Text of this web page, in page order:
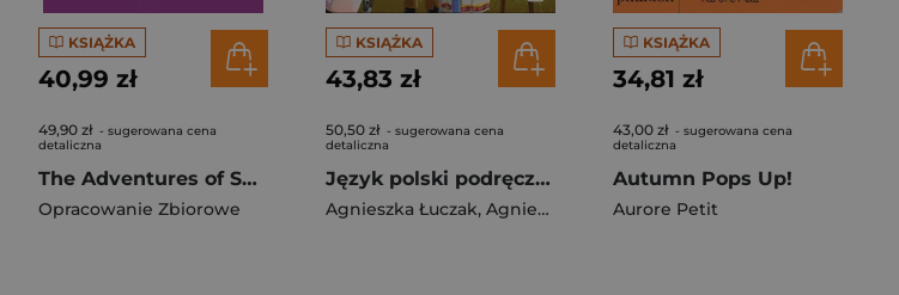
KSIĄŻKA
40,99 zł
49,90 zł - sugerowana cena
detaliczna
The Adventures of Sherlock Holmes Part 1
Opracowanie Zbiorowe
KSIĄŻKA
43,83 zł
50,50 zł - sugerowana cena
detaliczna
Język polski podręcznik dla klasy 7 Między nami EDYCJA 2026
Agnieszka Łuczak, Agnieszka Suchowierska ,Roland Maszka
KSIĄŻKA
34,81 zł
43,00 zł - sugerowana cena
detaliczna
Autumn Pops Up!
Aurore Petit